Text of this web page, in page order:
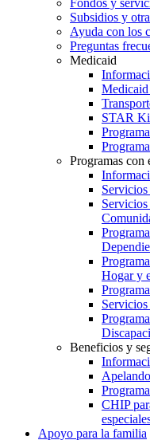
Subsidios y
Ayuda con los
Preguntas
Medicaid
STAR
Programas con
Hogar y
Beneficios y
CHIP
Apoyo para la familia